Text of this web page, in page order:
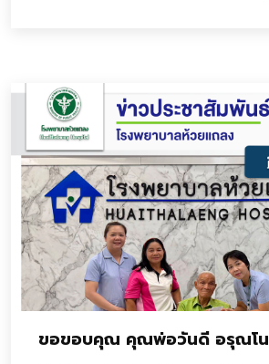
ขอขอบคุณ คุณพ่อวันดี อรุณโน